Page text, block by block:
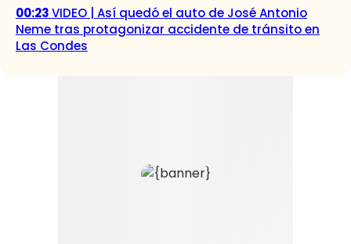
00:23VIDEO | Así quedó el auto de José Antonio
Neme tras protagonizar accidente de tránsito en
Las Condes